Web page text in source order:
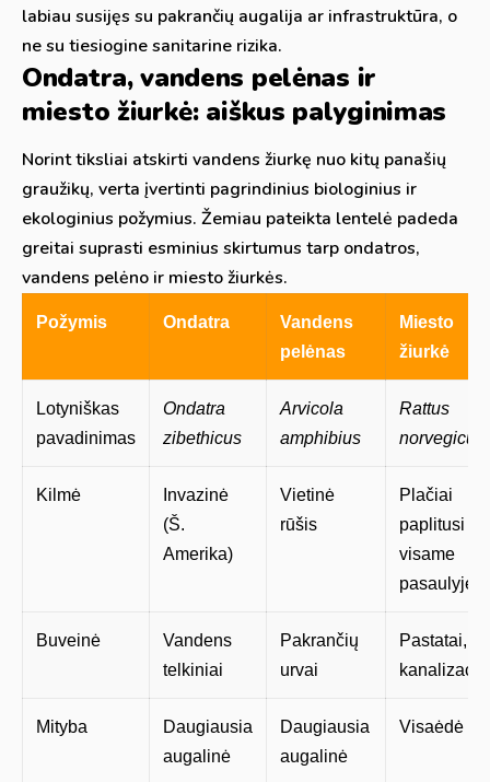
labiau susijęs su pakrančių augalija ar infrastruktūra, o
ne su tiesiogine sanitarine rizika.
Ondatra, vandens pelėnas ir
miesto žiurkė: aiškus palyginimas
Norint tiksliai atskirti vandens žiurkę nuo kitų panašių
graužikų, verta įvertinti pagrindinius biologinius ir
ekologinius požymius. Žemiau pateikta lentelė padeda
greitai suprasti esminius skirtumus tarp ondatros,
vandens pelėno ir miesto žiurkės.
Požymis Ondatra
Vandens
pelėnas
Miesto
žiurkė
Lotyniškas
pavadinimas
Ondatra
zibethicus
Arvicola
amphibius
Rattus
norvegicus
Kilmė
Invazinė
(Š.
Amerika)
Vietinė
rūšis
Plačiai
paplitusi
visame
pasaulyje
Buveinė
Vandens
telkiniai
Pakrančių
urvai
Pastatai,
Mityba
Daugiausia
augalinė
Daugiausia
augalinė
Visaėdė